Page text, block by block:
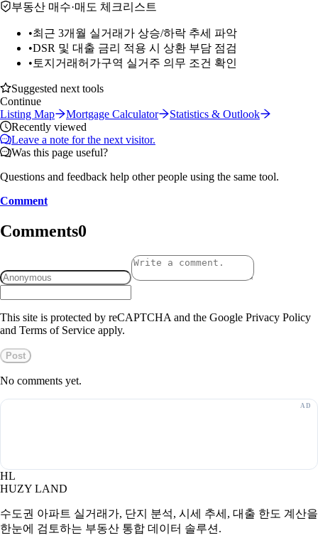
부동산 매수·매도 체크리스트
•최근 3개월 실거래가 상승/하락 추세 파악
•DSR 및 대출 금리 적용 시 상환 부담 점검
• 토지거래허가구역 실거주 의무 조건 확인
Suggested next tools
Continue
Listing Map
Mortgage Calculator
Statistics & Outlook
Recently viewed
Leave a note for the next visitor.
Was this page useful?
Questions and feedback help other people using the same tool.
Comment
Comments0
This site is protected by reCAPTCHA and the Google Privacy Policy
and Terms of Service apply.
Post
No comments yet.
HL
HUZY LAND
수도권 아파트 실거래가, 단지 분석, 시세 추세, 대출 한도 계산을
한눈에 검토하는 부동산 통합 데이터 솔루션.